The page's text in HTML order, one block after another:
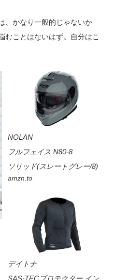
、かなり一般的じゃないか
むことはないはず。自分はこ
NOLAN
フルフェイス N80-8
ソリッド(スレートグレー/8)
amzn.to
デイトナ
SAS-TECプロテクター イン